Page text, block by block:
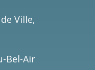
Ville,
Bel-Air